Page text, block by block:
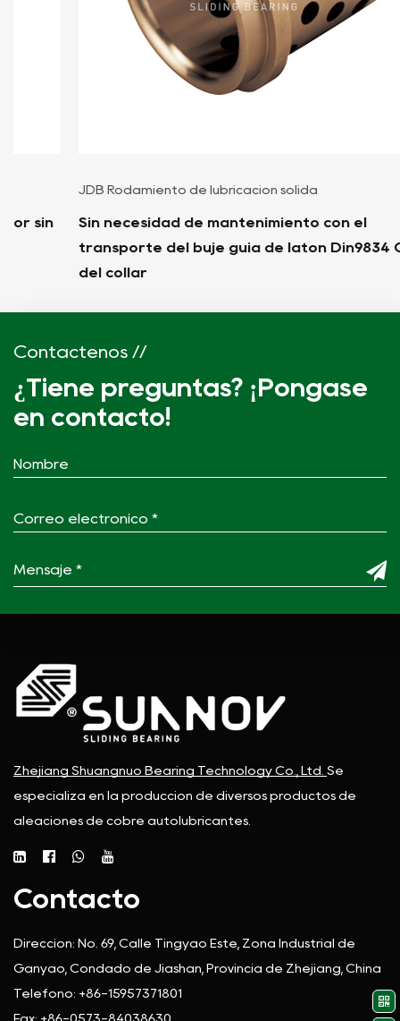
JDB Rodamiento de lubricación sólida
Sin necesidad de mantenimiento con el
transporte del buje guía de latón Din9834 Oilless
del collar
Contáctenos //
¿Tiene preguntas? ¡Póngase
en contacto!
Zhejiang Shuangnuo Bearing Technology Co., Ltd. Se
especializa en la producción de diversos productos de
aleaciones de cobre autolubricantes.
Contacto
Dirección: No. 69, Calle Tingyao Este, Zona Industrial de
Ganyao, Condado de Jiashan, Provincia de Zhejiang, China
Teléfono: +86-15957371801
Fax: +86-0573-84038630